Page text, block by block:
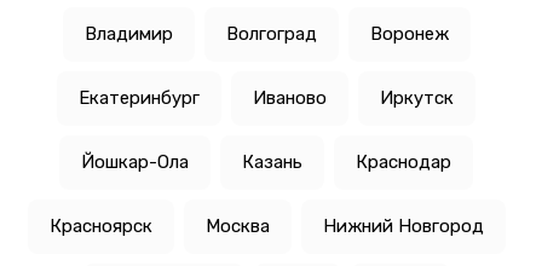
Владимир Волгоград Воронеж
Екатеринбург Иваново Иркутск
Йошкар-Ола Казань Краснодар
Красноярск Москва Нижний Новгород